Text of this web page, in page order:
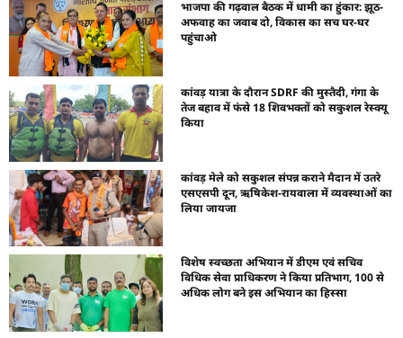
भाजपा की गढ़वाल बैठक में धामी का हुंकार: झूठ-
अफवाह का जवाब दो, विकास का सच घर-घर
पहुंचाओ
कांवड़ यात्रा के दौरान SDRF की मुस्तैदी, गंगा के
तेज बहाव में फंसे 18 शिवभक्तों को सकुशल रेस्क्यू
किया
कांवड़ मेले को सकुशल संपन्न कराने मैदान में उतरे
एसएसपी दून, ऋषिकेश-रायवाला में व्यवस्थाओं का
लिया जायजा
विशेष स्वच्छता अभियान में डीएम एवं सचिव
विधिक सेवा प्राधिकरण ने किया प्रतिभाग, 100 से
अधिक लोग बने इस अभियान का हिस्सा